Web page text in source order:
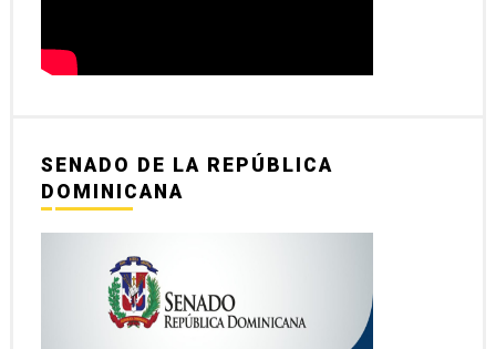
SENADO DE LA REPÚBLICA
DOMINICANA